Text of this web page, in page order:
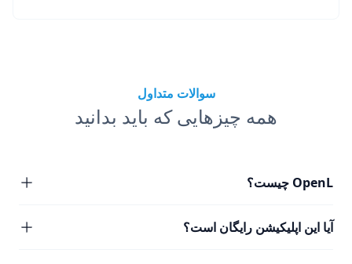
سوالات متداول
همه چیزهایی که باید بدانید
OpenL چیست؟
آیا این اپلیکیشن رایگان است؟